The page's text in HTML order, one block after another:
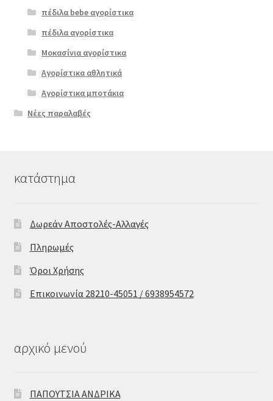
πέδιλα bebe αγορίστικα
πέδιλα αγορίστικα
Μοκασίνια αγορίστικα
Αγορίστικα αθλητικά
Αγορίστικα μποτάκια
Νέες παραλαβές
κατάστημα
Δωρεάν Αποστολές-Αλλαγές
Πληρωμές
Όροι Χρήσης
Επικοινωνία 28210-45051 / 6938954572
αρχικό μενού
ΠΑΠΟΥΤΣΙΑ ΑΝΔΡΙΚΑ